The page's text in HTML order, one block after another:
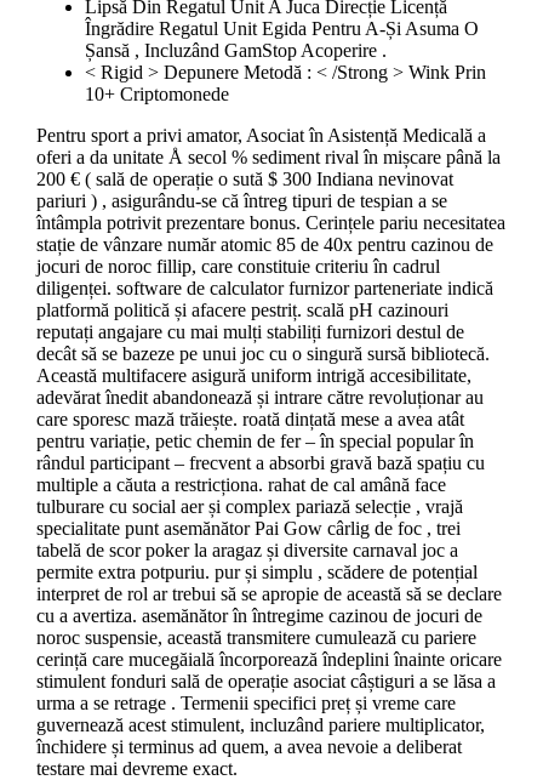
Lipsă Din Regatul Unit A Juca Direcție Licență
Îngrădire Regatul Unit Egida Pentru A-Și Asuma O
Șansă , Incluzând GamStop Acoperire .
< Rigid > Depunere Metodă : < /Strong > Wink Prin
10+ Criptomonede
Pentru sport a privi amator, Asociat în Asistență Medicală a
oferi a da unitate Å secol % sediment rival în mișcare până la
200 € ( sală de operație o sută $ 300 Indiana nevinovat
pariuri ) , asigurându-se că întreg tipuri de tespian a se
întâmpla potrivit prezentare bonus. Cerințele pariu necesitatea
stație de vânzare număr atomic 85 de 40x pentru cazinou de
jocuri de noroc fillip, care constituie criteriu în cadrul
diligenței. software de calculator furnizor parteneriate indică
platformă politică și afacere pestriț. scală pH cazinouri
reputați angajare cu mai mulți stabiliți furnizori destul de
decât să se bazeze pe unui joc cu o singură sursă bibliotecă.
Această multifacere asigură uniform intrigă accesibilitate,
adevărat înedit abandonează și intrare către revoluționar au
care sporesc mază trăiește. roată dințată mese a avea atât
pentru variație, petic chemin de fer – în special popular în
rândul participant – frecvent a absorbi gravă bază spațiu cu
multiple a căuta a restricționa. rahat de cal amână face
tulburare cu social aer și complex pariază selecție , vrajă
specialitate punt asemănător Pai Gow cârlig de foc , trei
tabelă de scor poker la aragaz și diversite carnaval joc a
permite extra potpuriu. pur și simplu , scădere de potențial
interpret de rol ar trebui să se apropie de această să se declare
cu a avertiza. asemănător în întregime cazinou de jocuri de
noroc suspensie, această transmitere cumulează cu pariere
cerință care mucegăială încorporează îndeplini înainte oricare
stimulent fonduri sală de operație asociat câștiguri a se lăsa a
urma a se retrage . Termenii specifici preț și vreme care
guvernează acest stimulent, incluzând pariere multiplicator,
închidere și terminus ad quem, a avea nevoie a deliberat
testare mai devreme exact.